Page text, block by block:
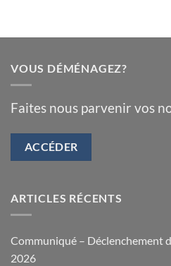
VOUS DÉMÉNAGEZ?
Faites nous parvenir vos
ACCÉDER
ARTICLES RÉCENTS
Communiqué – Déclenchement
2026